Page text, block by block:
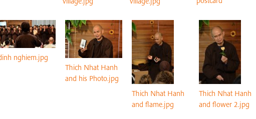
nghiem.jpg
Thich Nhat Hanh
and his Photo.jpg
Thich Nhat Hanh
and flame.jpg
Thich Nhat Hanh
and flower 2.jpg